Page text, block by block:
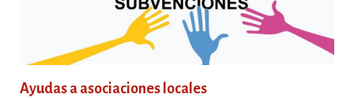
Ayudas a asociaciones locales